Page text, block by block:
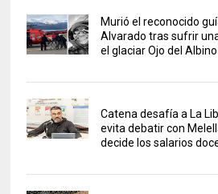
Murió el reconocido
Alvarado tras sufrir
el glaciar Ojo del Albino
Catena desafía a La
evita debatir con
decide los salarios